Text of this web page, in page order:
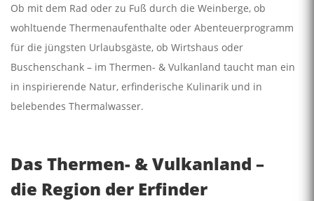
Ob mit dem Rad oder zu Fuß durch die Weinberge, ob
wohltuende Thermenaufenthalte oder Abenteuerprogramm
für die jüngsten Urlaubsgäste, ob Wirtshaus oder
Buschenschank – im Thermen- & Vulkanland taucht man ein
in inspirierende Natur, erfinderische Kulinarik und in
belebendes Thermalwasser.
Das Thermen- & Vulkanland –
die Region der Erfinder